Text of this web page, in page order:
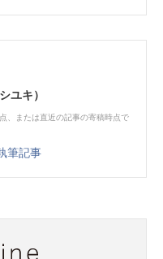
ユキ）
、または直近の記事の寄稿時点で
筆記事